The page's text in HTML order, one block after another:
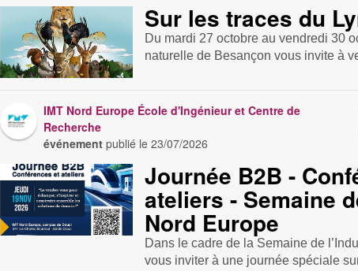
Sur les traces du
Du mardi 27 octobre au vendredi 30
naturelle de Besançon vous invite à
IMT Nord Europe École d'Ingénieur et Centre de
Recherche
événement publié le23/07/2026
Journée B2B -
ateliers - Semaine
Nord Europe
Dans le cadre de la Semaine de
vous inviter à une journée spéciale